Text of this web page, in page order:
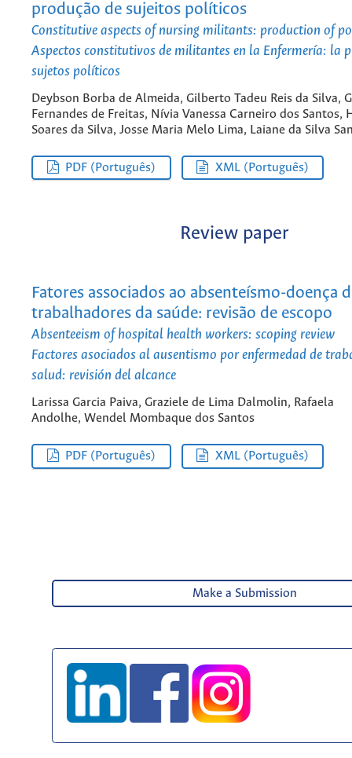
produção de sujeitos políticos
Constitutive aspects of nursing militants: production of
Aspectos constitutivos de militantes en la Enfermería: la
sujetos políticos
Deybson Borba de Almeida, Gilberto Tadeu Reis da Silva,
Fernandes de Freitas, Nívia Vanessa Carneiro dos Santos,
Soares da Silva, Josse Maria Melo Lima, Laiane da Silva
PDF (Português) XML (Português)
Review paper
Fatores associados ao absenteísmo-doença
trabalhadores da saúde: revisão de escopo
Absenteeism of hospital health workers: scoping review
Factores asociados al ausentismo por enfermedad de
salud: revisión del alcance
Larissa Garcia Paiva, Graziele de Lima Dalmolin, Rafaela
Andolhe, Wendel Mombaque dos Santos
PDF (Português) XML (Português)
Make a Submission